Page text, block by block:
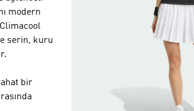
modern
serin, kuru
bir